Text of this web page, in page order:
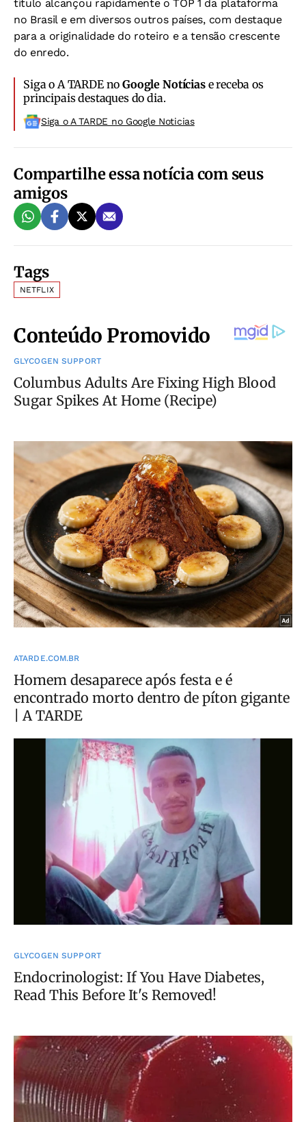
título alcançou rapidamente o TOP 1 da plataforma
no Brasil e em diversos outros países, com destaque
para a originalidade do roteiro e a tensão crescente
do enredo.
Siga o A TARDE noGoogle Notíciase receba os
principais destaques do dia.
Siga o A TARDE no Google Noticias
Compartilhe essa notícia com seus
amigos
Tags
NETFLIX